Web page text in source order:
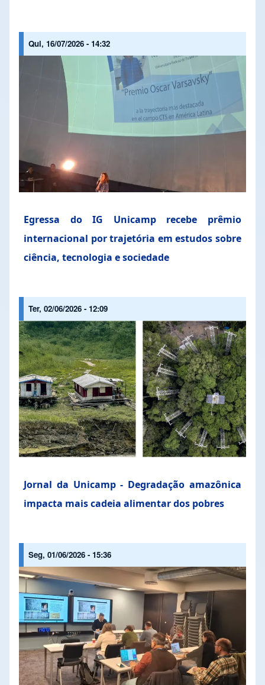
Qui, 16/07/2026 - 14:32
Egressa do IG Unicamp recebe prêmio
internacional por trajetória em estudos sobre
ciência, tecnologia e sociedade
Ter, 02/06/2026 - 12:09
Jornal da Unicamp - Degradação amazônica
impacta mais cadeia alimentar dos pobres
Seg, 01/06/2026 - 15:36